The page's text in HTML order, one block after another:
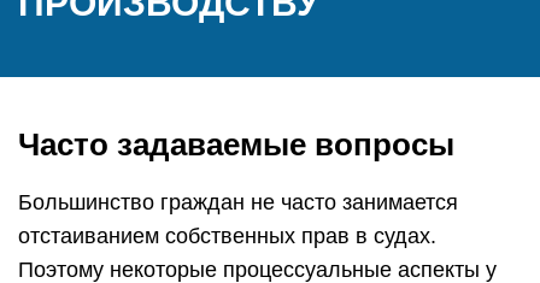
Часто задаваемые вопросы
Большинство граждан не часто занимается
отстаиванием собственных прав в судах.
Поэтому некоторые процессуальные аспекты у